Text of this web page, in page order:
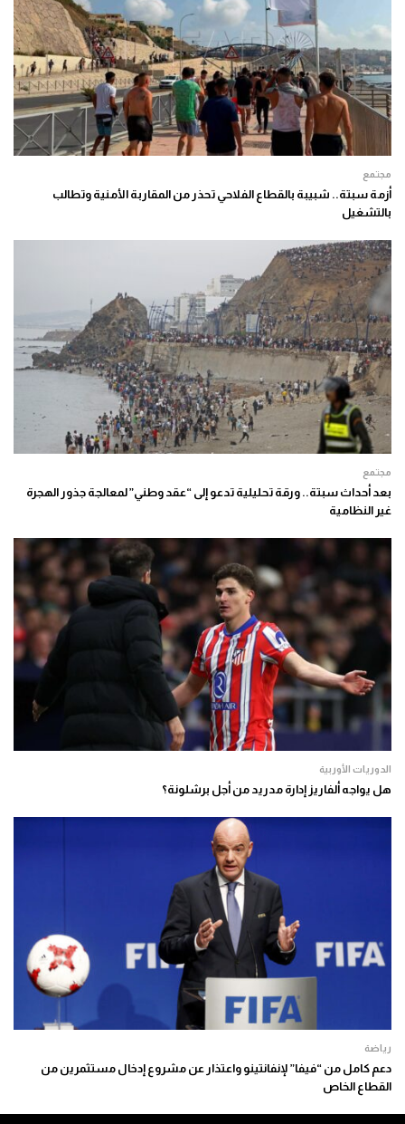
مجتمع
أزمة سبتة.. شبيبة بالقطاع الفلاحي تحذر من المقاربة الأمنية وتطالب
بالتشغيل
مجتمع
بعد أحداث سبتة.. ورقة تحليلية تدعو إلى “عقد وطني” لمعالجة جذور الهجرة
غير النظامية
الدوريات الأوربية
هل يواجه ألفاريز إدارة مدريد من أجل برشلونة؟
رياضة
دعم كامل من “فيفا” لإنفانتينو واعتذار عن مشروع إدخال مستثمرين من
القطاع الخاص